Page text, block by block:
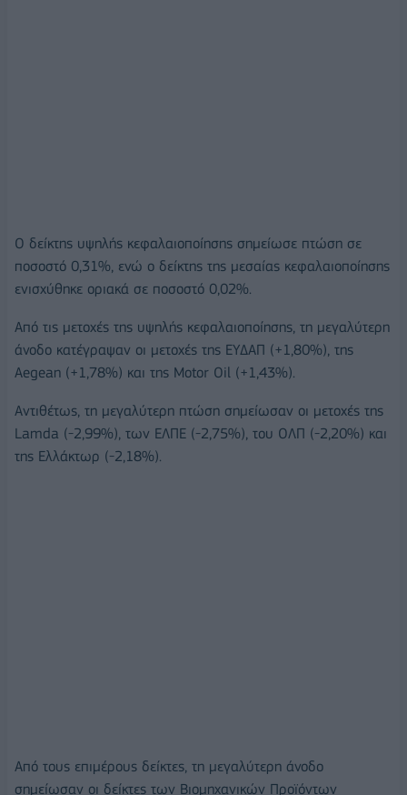
Ο δείκτης υψηλής κεφαλαιοποίησης σημείωσε πτώση σε
ποσοστό 0,31%, ενώ ο δείκτης της μεσαίας κεφαλαιοποίησης
ενισχύθηκε οριακά σε ποσοστό 0,02%.
Από τις μετοχές της υψηλής κεφαλαιοποίησης, τη μεγαλύτερη
άνοδο κατέγραψαν οι μετοχές της ΕΥΔΑΠ (+1,80%), της
Aegean (+1,78%) και της Motor Oil (+1,43%).
Αντιθέτως, τη μεγαλύτερη πτώση σημείωσαν οι μετοχές της
Lamda (-2,99%), των ΕΛΠΕ (-2,75%), του ΟΛΠ (-2,20%) και
της Ελλάκτωρ (-2,18%).
Από τους επιμέρους δείκτες, τη μεγαλύτερη άνοδο
σημείωσαν οι δείκτες των Βιομηχανικών Προϊόντων